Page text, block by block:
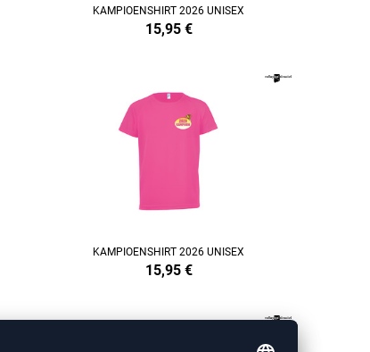
KAMPIOENSHIRT 2026 UNISEX
15,95 €
KAMPIOENSHIRT 2026 UNISEX
15,95 €